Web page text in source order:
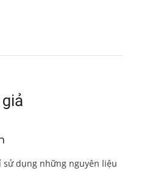
sử dụng những nguyên liệu